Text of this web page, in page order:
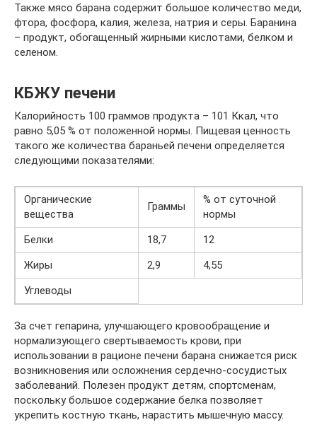
Также мясо барана содержит большое количество меди,
фтора, фосфора, калия, железа, натрия и серы. Баранина
– продукт, обогащенный жирными кислотами, белком и
селеном.
КБЖУ печени
Калорийность 100 граммов продукта – 101 Ккал, что
равно 5,05 % от положенной нормы. Пищевая ценность
такого же количества бараньей печени определяется
следующими показателями:
Органические
вещества
Граммы
% от суточной
нормы
Белки
18,7
12
Жиры
2,9
4,55
Углеводы
За счет гепарина, улучшающего кровообращение и
нормализующего свертываемость крови, при
использовании в рационе печени барана снижается риск
возникновения или осложнения сердечно-сосудистых
заболеваний. Полезен продукт детям, спортсменам,
поскольку большое содержание белка позволяет
укрепить костную ткань, нарастить мышечную массу.